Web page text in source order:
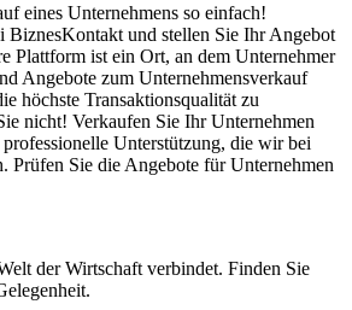
eines Unternehmens so einfach!
BiznesKontakt und stellen Sie Ihr Angebot
Plattform ist ein Ort, an dem Unternehmer
Angebote zum Unternehmensverkauf
höchste Transaktionsqualität zu
nicht! Verkaufen Sie Ihr Unternehmen
Unterstützung, die wir bei
Prüfen Sie die Angebote für Unternehmen
der Wirtschaft verbindet. Finden Sie